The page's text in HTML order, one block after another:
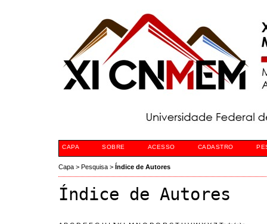
CAPA SOBRE ACESSO CADASTRO
Capa > Pesquisa > Índice de Autores
Índice de Autores